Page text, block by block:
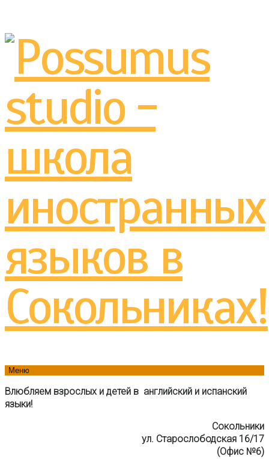
Меню
Влюбляем взрослых и детей в английский и испанский
языки!
Сокольники
ул. Старослободская 16/17
(Офис №6)